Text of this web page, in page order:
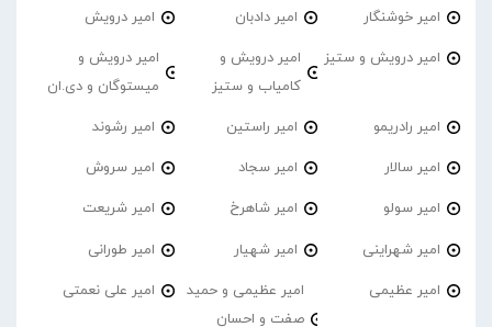
امیر خوشنگار امیر دادبان امیر درویش
امیر درویش و ستیز
امیر درویش و
کامیاب و ستیز
امیر درویش و
میستوگان و دی.ان
امیر رادریمو امیر راستین امیر رشوند
امیر سالار امیر سجاد امیر سروش
امیر سولو امیر شاهرخ امیر شریعت
امیر شهراینی امیر شهیار امیر طورانی
امیر عظیمی
امیر عظیمی و حمید
صفت و احسان
امیر علی نعمتی